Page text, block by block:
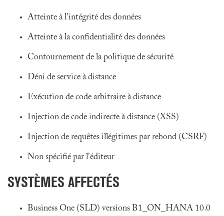
Atteinte à l'intégrité des données
Atteinte à la confidentialité des données
Contournement de la politique de sécurité
Déni de service à distance
Exécution de code arbitraire à distance
Injection de code indirecte à distance (XSS)
Injection de requêtes illégitimes par rebond (CSRF)
Non spécifié par l'éditeur
SYSTÈMES AFFECTÉS
Business One (SLD) versions B1_ON_HANA 10.0